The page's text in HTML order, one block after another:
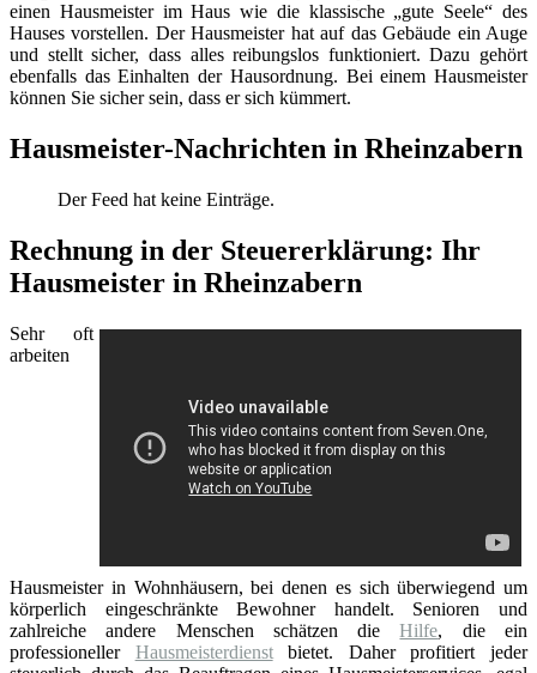
einen Hausmeister im Haus wie die klassische „gute Seele“ des
Hauses vorstellen. Der Hausmeister hat auf das Gebäude ein Auge
und stellt sicher, dass alles reibungslos funktioniert. Dazu gehört
ebenfalls das Einhalten der Hausordnung. Bei einem Hausmeister
können Sie sicher sein, dass er sich kümmert.
Hausmeister-Nachrichten in Rheinzabern
Der Feed hat keine Einträge.
Rechnung in der Steuererklärung: Ihr
Hausmeister in Rheinzabern
Sehr oft
arbeiten
Hausmeister in Wohnhäusern, bei denen es sich überwiegend um
körperlich eingeschränkte Bewohner handelt. Senioren und
zahlreiche andere Menschen schätzen dieHilfe, die ein
professioneller Hausmeisterdienstbietet. Daher profitiert jeder